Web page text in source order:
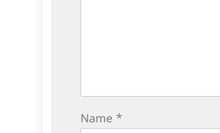
Name *